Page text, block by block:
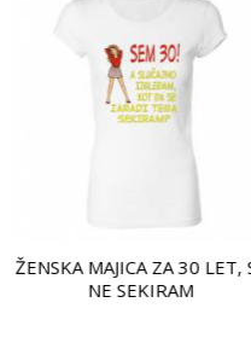
ŽENSKA MAJICA ZA 30 LET, SE
NE SEKIRAM